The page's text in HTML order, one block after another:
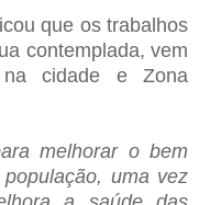
que os trabalhos
contemplada, vem
na cidade e Zona
melhorar o bem
uma vez